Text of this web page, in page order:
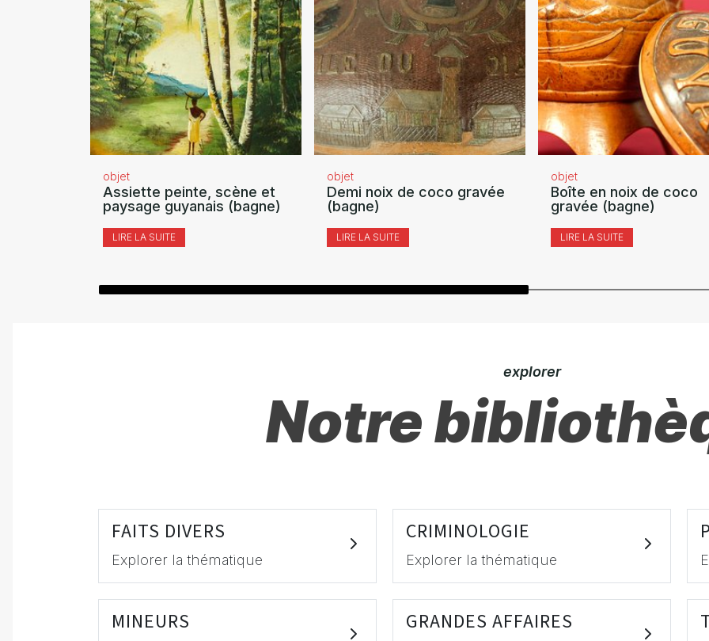
objet
Assiette peinte, scène et
paysage guyanais (bagne)
LIRE LA SUITE
objet
Demi noix de coco gravée
(bagne)
LIRE LA SUITE
objet
Boîte en noix de coco
gravée (bagne)
LIRE LA SUITE
explorer
Notre
FAITS DIVERS
Explorer la thématique
CRIMINOLOGIE
Explorer la thématique
MINEURS GRANDES AFFAIRES